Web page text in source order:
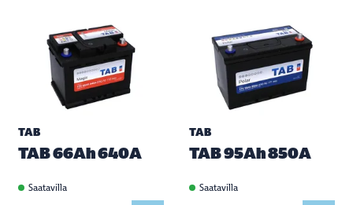
TAB
TAB 66Ah 640A
Saatavilla
TAB
TAB 95Ah 850A
Saatavilla